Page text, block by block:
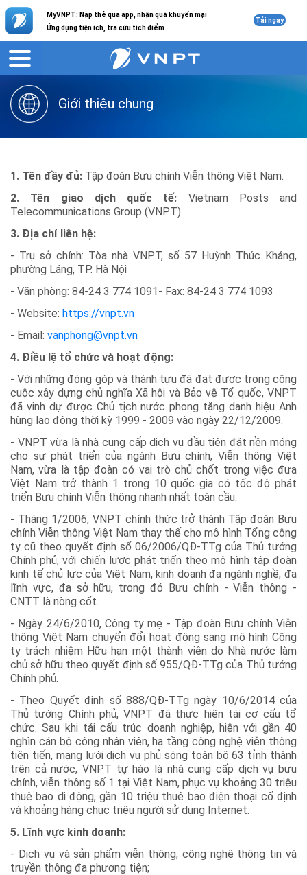
MyVNPT: Nạp thẻ qua app, nhận quà khuyến mại
Ứng dụng tiện ích, tra cứu tích điểm
Tải ngay
Giới thiệu Liên hệ
Giới thiệu chung
1. Tên đầy đủ: Tập đoàn Bưu chính Viễn thông Việt Nam.
2. Tên giao dịch quốc tế:
Vietnam Posts and
Telecommunications Group (VNPT).
3. Địa chỉ liên hệ:
- Trụ sở chính: Tòa nhà VNPT, số 57 Huỳnh Thúc Kháng,
phường Láng, TP. Hà Nội
- Văn phòng: 84-24 3 774 1091- Fax: 84-24 3 774 1093
- Website: https://vnpt.vn
- Email: vanphong@vnpt.vn
4. Điều lệ tổ chức và hoạt động:
- Với những đóng góp và thành tựu đã đạt được trong công
cuộc xây dựng chủ nghĩa Xã hội và Bảo vệ Tổ quốc, VNPT
đã vinh dự được Chủ tịch nước phong tặng danh hiệu Anh
hùng lao động thời kỳ 1999 - 2009 vào ngày 22/12/2009.
- VNPT vừa là nhà cung cấp dịch vụ đầu tiên đặt nền móng
cho sự phát triển của ngành Bưu chính, Viễn thông Việt
Nam, vừa là tập đoàn có vai trò chủ chốt trong việc đưa
Việt Nam trở thành 1 trong 10 quốc gia có tốc độ phát
triển Bưu chính Viễn thông nhanh nhất toàn cầu.
- Tháng 1/2006, VNPT chính thức trở thành Tập đoàn Bưu
chính Viễn thông Việt Nam thay thế cho mô hình Tổng công
ty cũ theo quyết định số 06/2006/QĐ-TTg của Thủ tướng
Chính phủ, với chiến lược phát triển theo mô hình tập đoàn
kinh tế chủ lực của Việt Nam, kinh doanh đa ngành nghề, đa
lĩnh vực, đa sở hữu, trong đó Bưu chính - Viễn thông -
CNTT là nòng cốt.
- Ngày 24/6/2010, Công ty mẹ - Tập đoàn Bưu chính Viễn
thông Việt Nam chuyển đổi hoạt động sang mô hình Công
ty trách nhiệm Hữu hạn một thành viên do Nhà nước làm
chủ sở hữu theo quyết định số 955/QĐ-TTg của Thủ tướng
Chính phủ.
- Theo Quyết định số 888/QĐ-TTg ngày 10/6/2014 của
Thủ tướng Chính phủ, VNPT đã thực hiện tái cơ cấu tổ
chức. Sau khi tái cấu trúc doanh nghiệp, hiện với gần 40
nghìn cán bộ công nhân viên, hạ tầng công nghệ viễn thông
tiên tiến, mạng lưới dịch vụ phủ sóng toàn bộ 63 tỉnh thành
trên cả nước, VNPT tự hào là nhà cung cấp dịch vụ bưu
chính, viễn thông số 1 tại Việt Nam, phục vụ khoảng 30 triệu
thuê bao di động, gần 10 triệu thuê bao điện thoại cố định
và khoảng hàng chục triệu người sử dụng Internet.
5. Lĩnh vực kinh doanh:
- Dịch vụ và sản phẩm viễn thông, công nghệ thông tin và
truyền thông đa phương tiện;